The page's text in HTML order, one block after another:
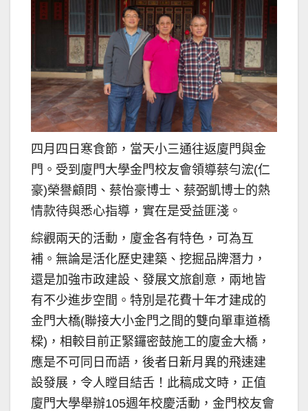
四月四日寒食節，當天小三通往返廈門與金
門。受到廈門大學金門校友會領導蔡勻浤(仁
豪)榮譽顧問、蔡怡豪博士、蔡弼凱博士的熱
情款待與悉心指導，實在是受益匪淺。
綜觀兩天的活動，廈金各有特色，可為互
補。無論是活化歷史建築、挖掘品牌潛力，
還是加強市政建設、發展文旅創意，兩地皆
有不少進步空間。特別是花費十年才建成的
金門大橋(聯接大小金門之間的雙向單車道橋
樑)，相較目前正緊鑼密鼓施工的廈金大橋，
應是不可同日而語，後者日新月異的飛速建
設發展，令人瞠目結舌！此稿成文時，正值
廈門大學舉辦105週年校慶活動，金門校友會